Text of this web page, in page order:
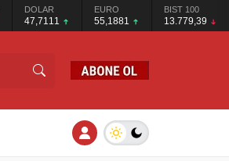
DOLAR
47,7111
EURO
55,1881
BIST 100
13.779,39